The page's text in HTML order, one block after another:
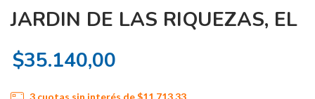
JARDIN DE LAS RIQUEZAS, EL
$35.140,00
3 cuotas sin interés de$11.713,33